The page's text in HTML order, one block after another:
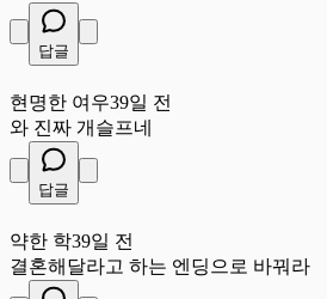
답글
현명한 여우39일 전
와 진짜 개슬프네
답글
약한 학39일 전
결혼해달라고 하는 엔딩으로 바꿔라